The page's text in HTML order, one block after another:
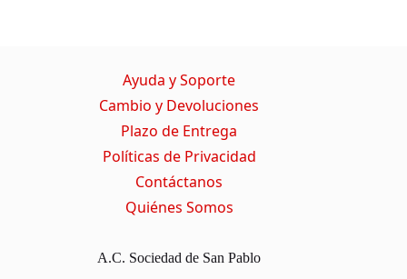
a
m
Ayuda y Soporte
Cambio y Devoluciones
Plazo de Entrega
Políticas de Privacidad
Contáctanos
Quiénes Somos
A.C. Sociedad de San Pablo